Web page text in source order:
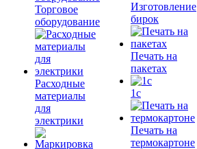
Торговое
оборудование
Расходные
материалы
для
электрики
Изготовление
бирок
Печать на
пакетах
1c
Печать на
термокартоне